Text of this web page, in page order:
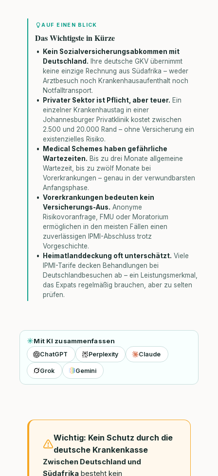
AUF EINEN BLICK
Das Wichtigste in Kürze
Kein Sozialversicherungsabkommen mit
Deutschland.
Ihre deutsche GKV übernimmt
keine einzige Rechnung aus Südafrika – weder
Arztbesuch noch Krankenhausaufenthalt noch
Notfalltransport.
Privater Sektor ist Pflicht, aber teuer. Ein
einzelner Krankenhaustag in einer
Johannesburger Privatklinik kostet zwischen
2.500 und 20.000 Rand – ohne Versicherung ein
existenzielles Risiko.
Medical Schemes haben gefährliche
Wartezeiten. Bis zu drei Monate allgemeine
Wartezeit, bis zu zwölf Monate bei
Vorerkrankungen – genau in der verwundbarsten
Anfangsphase.
Vorerkrankungen bedeuten kein
Versicherungs-Aus. Anonyme
Risikovoranfrage, FMU oder Moratorium
ermöglichen in den meisten Fällen einen
zuverlässigen IPMI-Abschluss trotz
Vorgeschichte.
Heimatlanddeckung oft unterschätzt. Viele
IPMI-Tarife decken Behandlungen bei
Deutschlandbesuchen ab – ein Leistungsmerkmal,
das Expats regelmäßig brauchen, aber zu selten
prüfen.
Mit KI zusammenfassen
ChatGPT Perplexity Claude
Grok Gemini
Wichtig: Kein Schutz durch die
deutsche Krankenkasse
Zwischen Deutschland und
Südafrika besteht kein